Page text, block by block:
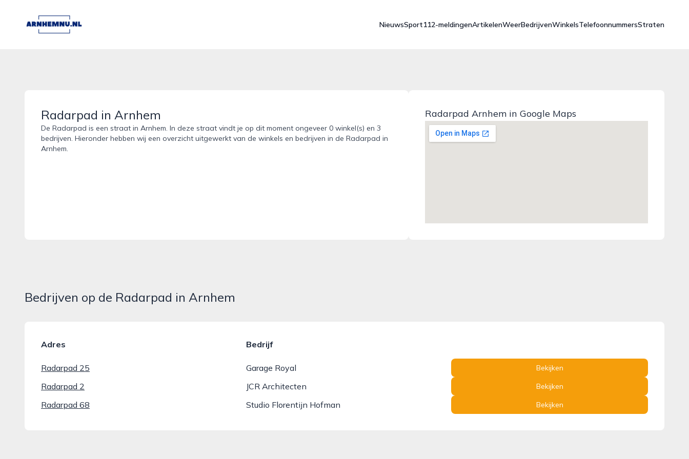
arnhemnu.nl
NieuwsSport112-meldingenArtikelenWeerBedrijvenWinkelsTelefoonnummersStraten
Radarpad in Arnhem
De Radarpad is een straat in Arnhem. In deze straat vindt je op dit moment ongeveer 0 winkel(s) en 3
bedrijven. Hieronder hebben wij een overzicht uitgewerkt van de winkels en bedrijven in de Radarpad in
Arnhem.
Radarpad Arnhem in Google Maps
Bedrijven op de Radarpad in Arnhem
Adres Bedrijf
Radarpad 25 Garage Royal Bekijken
Radarpad 2 JCR Architecten Bekijken
Radarpad 68 Studio Florentijn Hofman Bekijken